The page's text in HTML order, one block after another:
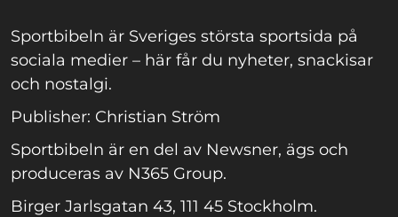
Sportbibeln är Sveriges största sportsida på
sociala medier – här får du nyheter, snackisar
och nostalgi.
Publisher: Christian Ström
Sportbibeln är en del av Newsner, ägs och
produceras av N365 Group.
Birger Jarlsgatan 43, 111 45 Stockholm.